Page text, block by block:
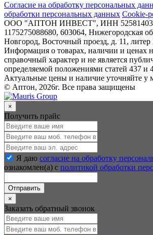
Согласие на обработку персональных
обработки персональных данных Cookie-
ООО "АПТОН ИНВЕСТ", ИНН
1175275088680, 603064, Нижегородская
Новгород, Восточный проезд, д. 11,
Информация о товарах, наличии и ценах
справочный характер и не является
определяемой положениями статей 437
Актуальные цены и наличие уточняйте у
© Аптон, 2026г. Все права защищены
×
Получить прайс
Я даю согласие на обработку
ознакомлен(а) с политикой обработки
Отправить
×
Заказать обратный звонок